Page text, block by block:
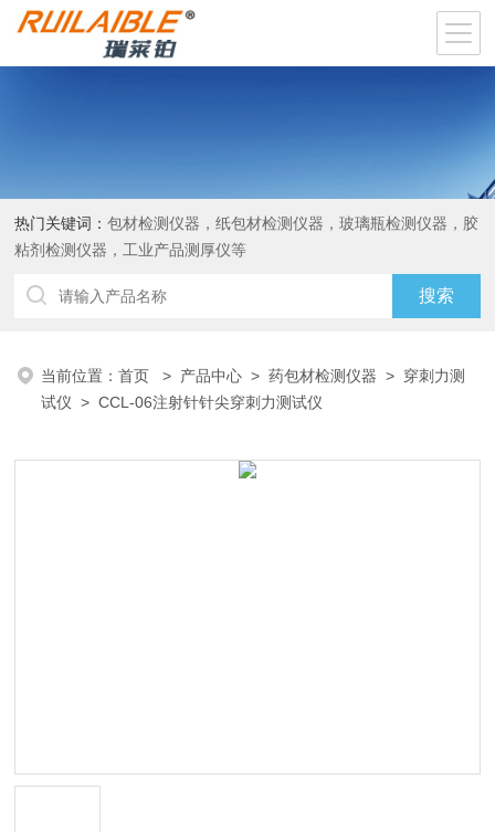
热门关键词：包材检测仪器，纸包材检测仪器，玻璃瓶检测仪器，胶
粘剂检测仪器，工业产品测厚仪等
当前位置：首页 > 产品中心 >药包材检测仪器 > 穿刺力测
试仪 > CCL-06注射针针尖穿刺力测试仪